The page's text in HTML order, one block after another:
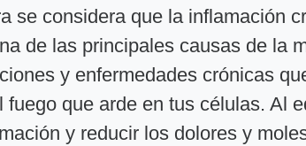
se considera que la inflamación
de las principales causas de la
y enfermedades crónicas
fuego que arde en tus células. Al
y reducir los dolores y